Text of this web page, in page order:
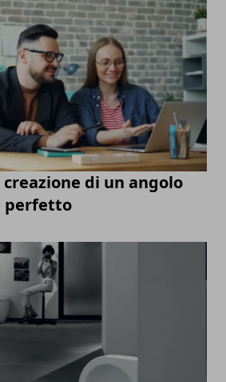
di un angolo
perfetto